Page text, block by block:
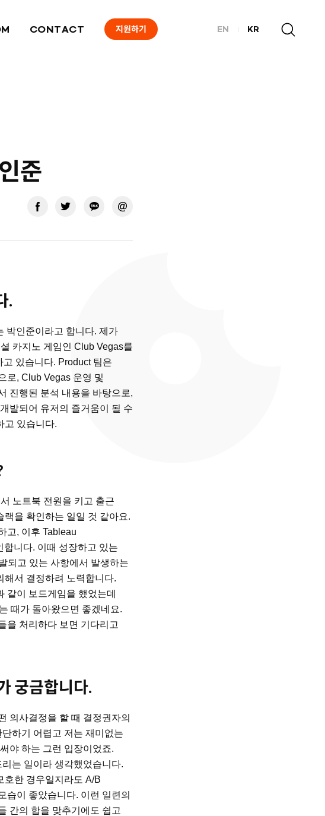
CONTACT 지원하기 EN KR
준
.
박인준이라고 합니다. 제가
카지노 게임인 Club Vegas를
있습니다. Product 팀은
로, Club Vegas 운영 및
진행된 분석 내용을 바탕으로,
발되어 유저의 즐거움이 될 수
고 있습니다.
노트북 전원을 키고 출근
을 확인하는 일일 것 같아요.
고, 이후 Tableau
니다. 이때 성장하고 있는
되고 있는 사항에서 발생하는
해서 결정하려 노력합니다.
같이 보드게임을 했었는데
때가 돌아왔으면 좋겠네요.
을 처리하다 보면 기다리고
궁금합니다.
의사결정을 할 때 결정권자의
하기 어렵고 저는 재미없는
야 하는 그런 입장이었죠.
는 일이라 생각했었습니다.
호한 경우일지라도 A/B
습이 좋았습니다. 이런 일련의
간의 합을 맞추기에도 쉽고